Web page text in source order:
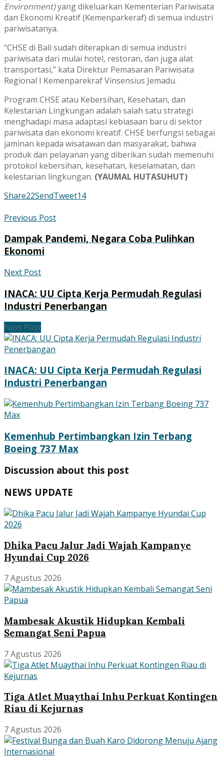
Environment)yang dikeluarkan Kementerian Pariwisata
dan Ekonomi Kreatif (Kemenparkeraf) di semua industri
pariwisatanya.
“CHSE di Bali sudah diterapkan di semua industri
pariwisata dari mulai hotel, restoran, dan juga alat
transportasi,” kata Direktur Pemasaran Pariwisata
Regional I Kemenparekraf Vinsensius Jemadu.
Program CHSE atau Kebersihan, Kesehatan, dan
Kelestarian Lingkungan adalah salah satu strategi
menghadapi masa adaptasi kebiasaan baru di sektor
pariwisata dan ekonomi kreatif. CHSE berfungsi sebagai
jaminan kepada wisatawan dan masyarakat, bahwa
produk dan pelayanan yang diberikan sudah memenuhi
protokol kebersihan, kesehatan, keselamatan, dan
kelestarian lingkungan. (YAUMAL HUTASUHUT)
Share22SendTweet14
Previous Post
Dampak Pandemi, Negara Coba Pulihkan
Ekonomi
Next Post
INACA: UU Cipta Kerja Permudah Regulasi
Industri Penerbangan
Next Post
INACA: UU Cipta Kerja Permudah Regulasi
Industri Penerbangan
Kemenhub Pertimbangkan Izin Terbang
Boeing 737 Max
Discussion about this post
NEWS UPDATE
Dhika Pacu Jalur Jadi Wajah Kampanye
Hyundai Cup 2026
7 Agustus 2026
Mambesak Akustik Hidupkan Kembali
Semangat Seni Papua
7 Agustus 2026
Tiga Atlet Muaythai Inhu Perkuat Kontingen
Riau di Kejurnas
7 Agustus 2026